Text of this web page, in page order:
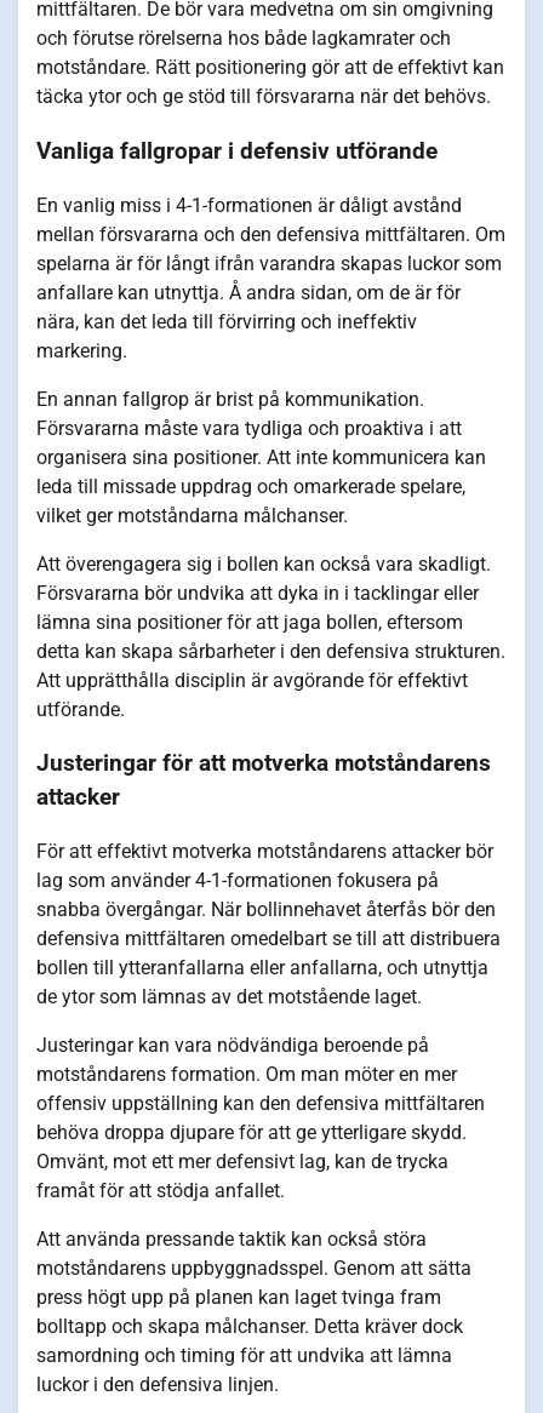
mittfältaren. De bör vara medvetna om sin omgivning
och förutse rörelserna hos både lagkamrater och
motståndare. Rätt positionering gör att de effektivt kan
täcka ytor och ge stöd till försvararna när det behövs.
Vanliga fallgropar i defensiv utförande
En vanlig miss i 4-1-formationen är dåligt avstånd
mellan försvararna och den defensiva mittfältaren. Om
spelarna är för långt ifrån varandra skapas luckor som
anfallare kan utnyttja. Å andra sidan, om de är för
nära, kan det leda till förvirring och ineffektiv
markering.
En annan fallgrop är brist på kommunikation.
Försvararna måste vara tydliga och proaktiva i att
organisera sina positioner. Att inte kommunicera kan
leda till missade uppdrag och omarkerade spelare,
vilket ger motståndarna målchanser.
Att överengagera sig i bollen kan också vara skadligt.
Försvararna bör undvika att dyka in i tacklingar eller
lämna sina positioner för att jaga bollen, eftersom
detta kan skapa sårbarheter i den defensiva strukturen.
Att upprätthålla disciplin är avgörande för effektivt
utförande.
Justeringar för att motverka motståndarens
attacker
För att effektivt motverka motståndarens attacker bör
lag som använder 4-1-formationen fokusera på
snabba övergångar. När bollinnehavet återfås bör den
defensiva mittfältaren omedelbart se till att distribuera
bollen till ytteranfallarna eller anfallarna, och utnyttja
de ytor som lämnas av det motstående laget.
Justeringar kan vara nödvändiga beroende på
motståndarens formation. Om man möter en mer
offensiv uppställning kan den defensiva mittfältaren
behöva droppa djupare för att ge ytterligare skydd.
Omvänt, mot ett mer defensivt lag, kan de trycka
framåt för att stödja anfallet.
Att använda pressande taktik kan också störa
motståndarens uppbyggnadsspel. Genom att sätta
press högt upp på planen kan laget tvinga fram
bolltapp och skapa målchanser. Detta kräver dock
samordning och timing för att undvika att lämna
luckor i den defensiva linjen.